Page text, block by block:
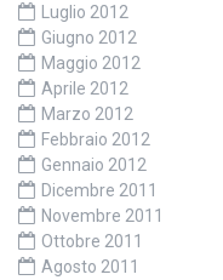
Luglio 2012
Giugno 2012
Maggio 2012
Aprile 2012
Marzo 2012
Febbraio 2012
Gennaio 2012
Dicembre 2011
Novembre 2011
Ottobre 2011
Agosto 2011